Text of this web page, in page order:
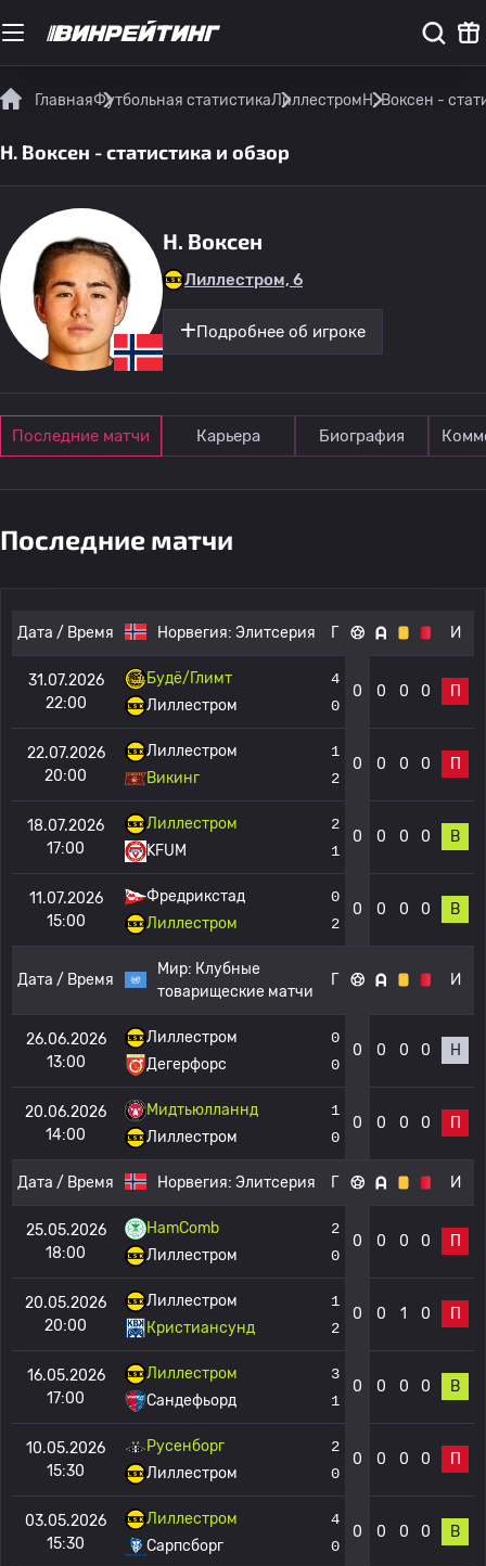
ГлавнаяФутбольная статистикаЛиллестромH. Воксен -
H. Воксен - статистика и обзор
H. Воксен
Лиллестром, 6
Подробнее об игроке
Последние матчи Карьера Биография
Последние матчи
Дата / Время Норвегия: Элитсерия Г И
31.07.2026
22:00
Будё/Глимт
Лиллестром
4
0
0 0 0 0 П
22.07.2026
20:00
Лиллестром
Викинг
1
2
0 0 0 0 П
18.07.2026
17:00
Лиллестром
KFUM
2
1
0 0 0 0 В
11.07.2026
15:00
Фредрикстад
Лиллестром
0
2
0 0 0 0 В
Дата / Время
Мир: Клубные
товарищеские матчи
Г И
26.06.2026
13:00
Лиллестром
Дегерфорс
0
0
0 0 0 0 Н
20.06.2026
14:00
Мидтьюлланнд
Лиллестром
1
0
0 0 0 0 П
Дата / Время Норвегия: Элитсерия Г И
25.05.2026
18:00
HamComb
Лиллестром
2
0
0 0 0 0 П
20.05.2026
20:00
Лиллестром
Кристиансунд
1
2
0 0 1 0 П
16.05.2026
17:00
Лиллестром
Сандефьорд
3
1
0 0 0 0 В
10.05.2026
15:30
Русенборг
Лиллестром
2
0
0 0 0 0 П
03.05.2026
15:30
Лиллестром
Сарпсборг
4
0
0 0 0 0 В